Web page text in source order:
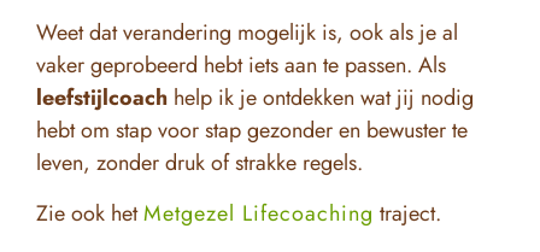
Weet dat verandering mogelijk is, ook als je al
vaker geprobeerd hebt iets aan te passen. Als
leefstijlcoach help ik je ontdekken wat jij nodig
hebt om stap voor stap gezonder en bewuster te
leven, zonder druk of strakke regels.
Zie ook hetMetgezel Lifecoaching traject.